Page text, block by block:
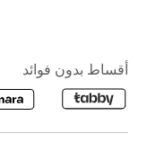
أقساط بدون فوائد